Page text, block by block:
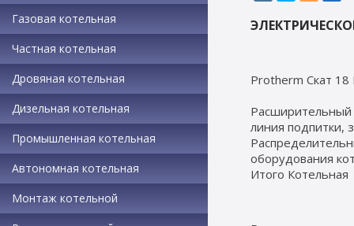
Газовая котельная
Частная котельная
Дровяная котельная
Дизельная котельная
Промышленная котельная
Автономная котельная
Монтаж котельной
Protherm Скат 18
Расширительный
линия подпитки,
оборудования
Итого Котельная